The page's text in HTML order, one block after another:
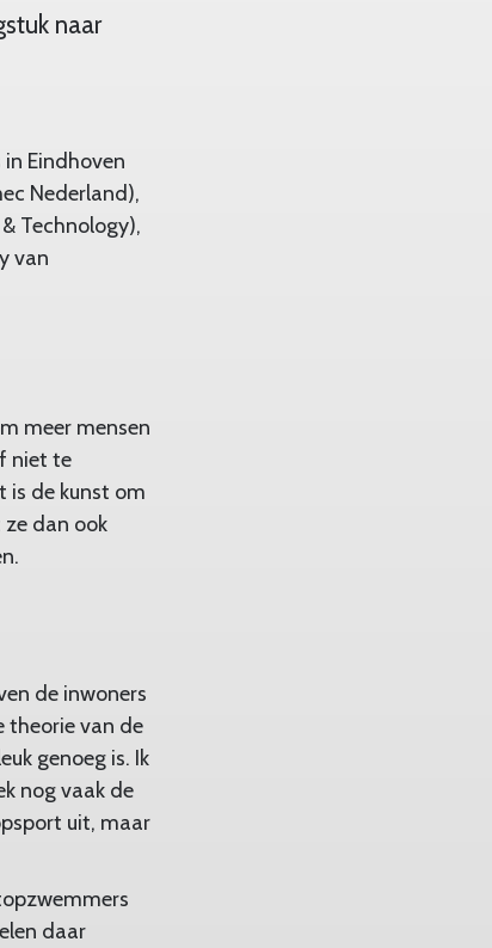
naar
Eindhoven
Nederland),
Technology),
van
meer mensen
niet te
is de kunst om
dan ook
de inwoners
theorie van de
genoeg is. Ik
nog vaak de
uit, maar
daar